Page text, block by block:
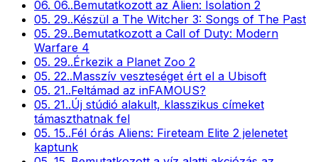
06. 06..Bemutatkozott az Alien: Isolation 2
05. 29..Készül a The Witcher 3: Songs of The Past
05. 29..Bemutatkozott a Call of Duty: Modern
Warfare 4
05. 29..Érkezik a Planet Zoo 2
05. 22..Masszív veszteséget ért el a Ubisoft
05. 21..Feltámad az inFAMOUS?
05. 21..Új stúdió alakult, klasszikus címeket
támaszthatnak fel
05. 15..Fél órás Aliens: Fireteam Elite 2 jelenetet
kaptunk